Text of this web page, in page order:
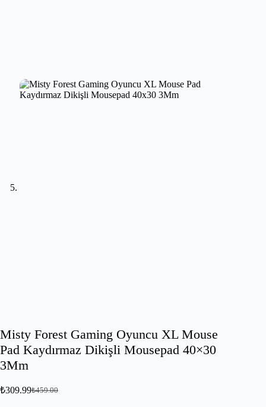
Misty Forest Gaming Oyuncu XL Mouse
Pad Kaydırmaz Dikişli Mousepad 40×30
3Mm
₺459.00
₺309.99